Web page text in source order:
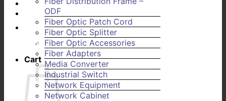
Cart
ODF
Fiber Optic Patch Cord
Fiber Optic Splitter
Fiber Optic Accessories
Fiber Adapters
Media Converter
Industrial Switch
Network Equipment
Network Cabinet